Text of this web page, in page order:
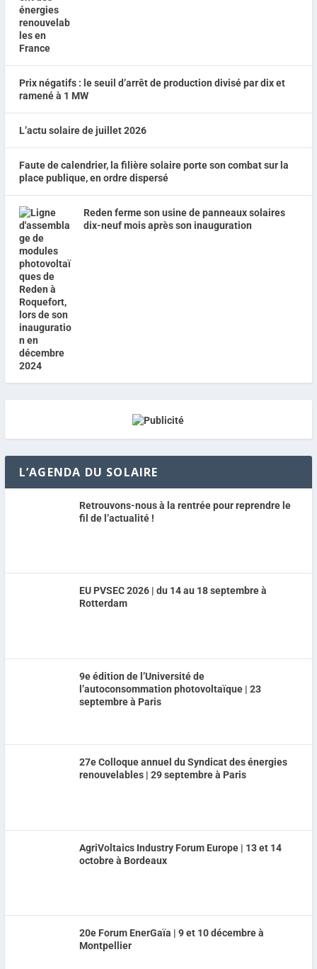
Prix négatifs : le seuil d’arrêt de production divisé par dix et
ramené à 1 MW
L’actu solaire de juillet 2026
Faute de calendrier, la filière solaire porte son combat sur la
place publique, en ordre dispersé
Reden ferme son usine de panneaux solaires
dix-neuf mois après son inauguration
L’AGENDA DU SOLAIRE
Retrouvons-nous à la rentrée pour reprendre le
fil de l’actualité !
EU PVSEC 2026 | du 14 au 18 septembre à
Rotterdam
9e édition de l’Université de
l’autoconsommation photovoltaïque | 23
septembre à Paris
27e Colloque annuel du Syndicat des énergies
renouvelables | 29 septembre à Paris
AgriVoltaics Industry Forum Europe | 13 et 14
octobre à Bordeaux
20e Forum EnerGaïa | 9 et 10 décembre à
Montpellier